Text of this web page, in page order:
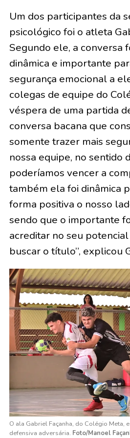
Um dos participantes da
psicológico foi o atleta
Segundo ele, a conversa
dinâmica e importante
segurança emocional a
colegas de equipe do
véspera de uma partida
conversa bacana que
somente trazer mais
nossa equipe, no sentido
poderíamos vencer a
também ela foi dinâmica
forma positiva o nosso
sendo que o importante
acreditar no seu
buscar o título”, explicou
O ala Gabriel Façanha, do Colégio Meta,
defensiva adversária. Foto/Manoel